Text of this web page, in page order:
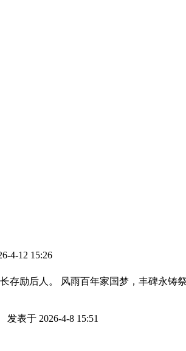
4-12 15:26
存励后人。 风雨百年家国梦，丰碑永
发表于 2026-4-8 15:51